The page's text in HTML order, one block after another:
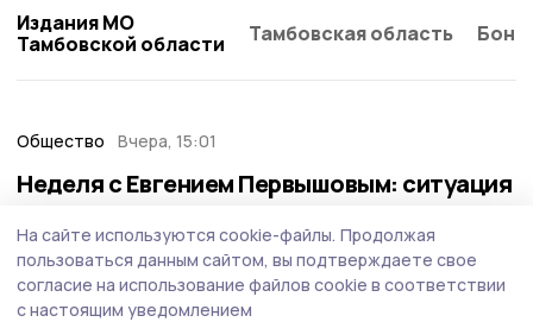
Издания МО
Тамбовской области
Тамбовская область
Общество Вчера, 15:01
Неделя с Евгением Первышовым: ситуация
приоритеты образования
Губернатор держит на контроле ситуацию с бензином,
требует навести порядок с мусором в Тамбове.
На сайте используются cookie-файлы. Продолжая
пользоваться данным сайтом, вы подтверждаете свое
согласие на использование файлов cookie в соответствии
с настоящим уведомлением